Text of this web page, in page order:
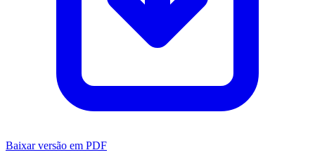
Baixar versão em PDF